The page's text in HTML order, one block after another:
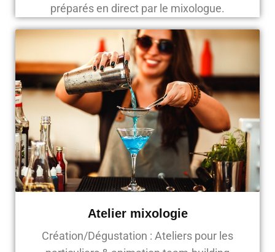
préparés en direct par le mixologue.
Atelier mixologie
Création/Dégustation : Ateliers pour les